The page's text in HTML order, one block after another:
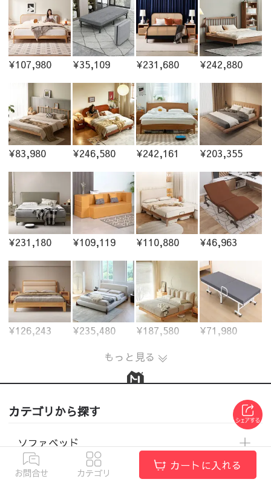
¥107,980 ¥35,109 ¥231,680 ¥242,880
¥83,980 ¥246,580 ¥242,161 ¥203,355
¥231,180 ¥109,119 ¥110,880 ¥46,963
¥126,243 ¥235,480 ¥187,580
¥71,980
もっと見る
カテゴリから探す
ソファベッド
お問合せ カテゴリ
カートに入れる